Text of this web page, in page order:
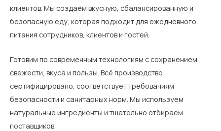
клиентов. Мы создаём вкусную, сбалансированную и
безопасную еду, которая подходит для ежедневного
питания сотрудников, клиентов и гостей.
Готовим по современным технологиям с сохранением
свежести, вкуса и пользы. Всё производство
сертифицировано, соответствует требованиям
безопасности и санитарных норм. Мы используем
натуральные ингредиенты и тщательно отбираем
поставщиков.